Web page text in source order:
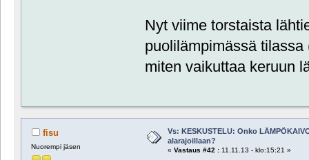
Nyt viime torstaista
puolilämpimässä
miten vaikuttaa keruun
fisu
Nuorempi jäsen
Vs: KESKUSTELU: Onko
alarajoillaan?
« Vastaus #42 :11.11.13 - klo:15:21 »